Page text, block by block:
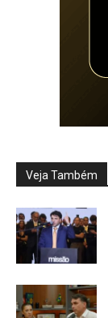
Veja Também